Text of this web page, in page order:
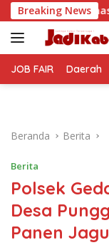
Langsung
ke
konten
Breaking News
Persoalan Sosial
JOB FAIR Daerah
Beranda Berita
Berita
Polsek
Desa
Panen